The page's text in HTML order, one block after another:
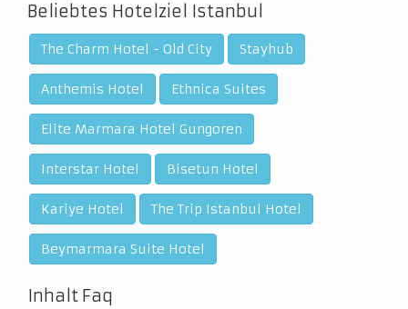
Beliebtes Hotelziel Istanbul
The Charm Hotel - Old City Stayhub
Anthemis Hotel Ethnica Suites
Elite Marmara Hotel Gungoren
Interstar Hotel Bisetun Hotel
Kariye Hotel The Trip Istanbul Hotel
Beymarmara Suite Hotel
Inhalt Faq